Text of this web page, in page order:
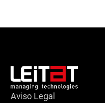
Aviso Legal